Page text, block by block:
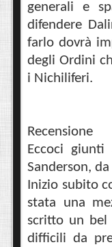
generali e
difendere
farlo dovrà
degli Ordini
i Nichiliferi.
Recensione
Eccoci
Sanderson,
Inizio subito
stata una
scritto un bel
difficili da